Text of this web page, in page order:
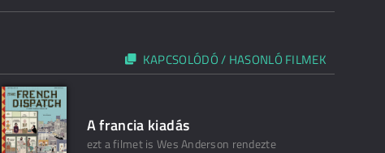
KAPCSOLÓDÓ / HASONLÓ FILMEK
A francia kiadás
ezt a filmet is Wes Anderson rendezte